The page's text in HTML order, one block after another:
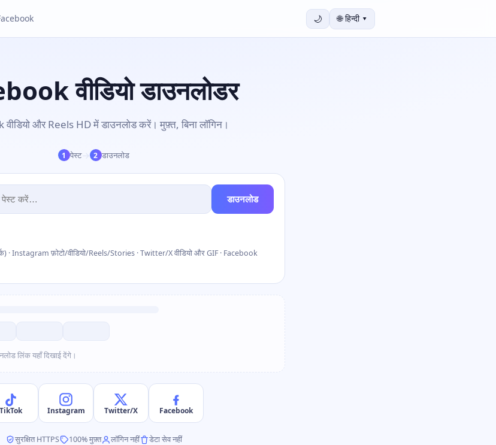
🌙 🌐हिन्दी▾
वीडियो डाउनलोडर
और Reels HD में डाउनलोड करें। मुफ़्त, बिना लॉगिन।
1 पेस्ट→ 2 डाउनलोड
डाउनलोड
· Instagram फ़ोटो/वीडियो/Reels/Stories · Twitter/X वीडियो और GIF · Facebook
लिंक यहाँ दिखाई देंगे।
TikTok Instagram Twitter/X Facebook
सुरक्षित HTTPS 100% मुफ़्त लॉगिन नहीं डेटा सेव नहीं